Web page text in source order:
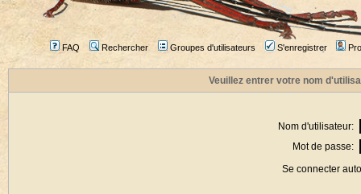
FAQ Rechercher Groupes d'utilisateurs S'enregistrer
Veuillez entrer votre nom
Nom d'utilisateur:
Mot de passe:
Se connecter